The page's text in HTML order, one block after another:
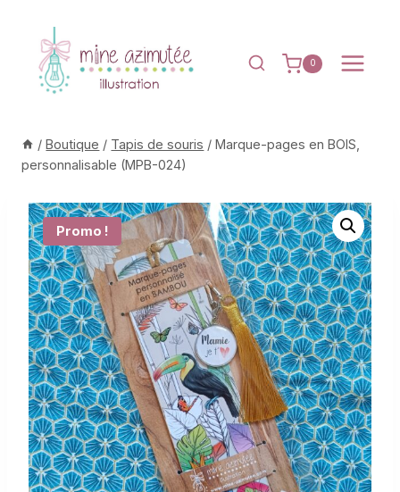
contenu
0
/ Boutique / Tapis de souris / Marque-pages en BOIS,
personnalisable (MPB-024)
Promo !